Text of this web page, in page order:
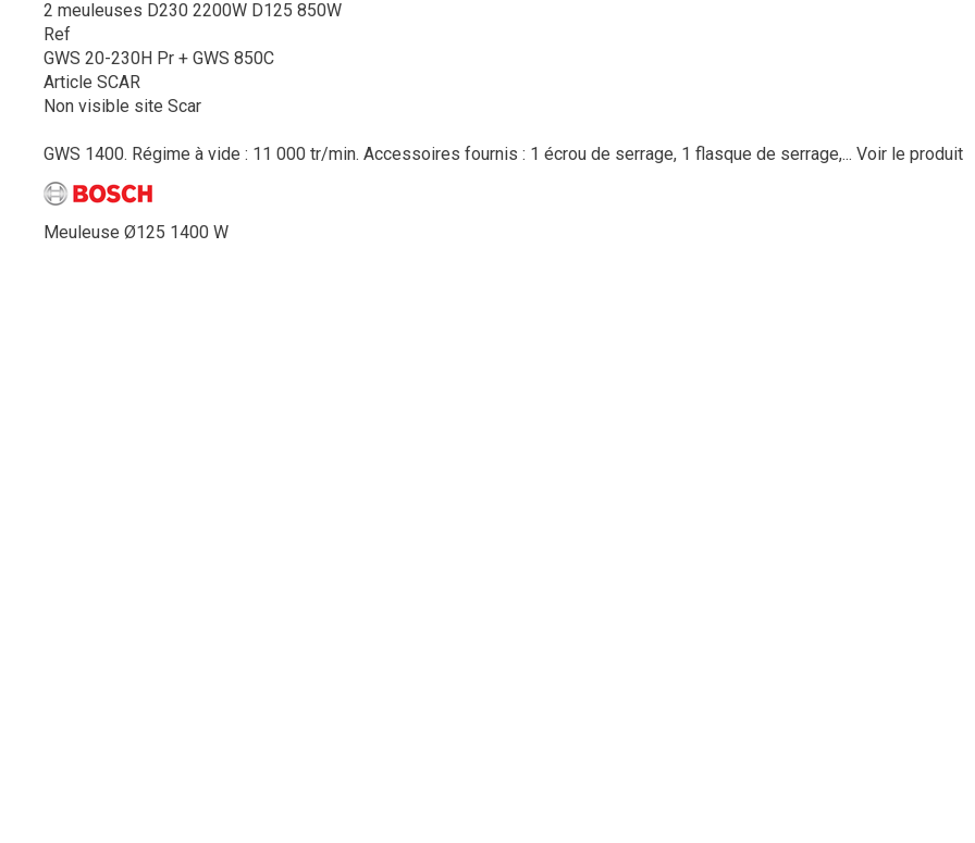
2 meuleuses D230 2200W D125 850W
Ref
GWS 20-230H Pr + GWS 850C
Article SCAR
Non visible site Scar
GWS 1400. Régime à vide : 11 000 tr/min. Accessoires fournis : 1 écrou de serrage, 1 flasque de serrage,... Voir le produit
Meuleuse Ø125 1400 W